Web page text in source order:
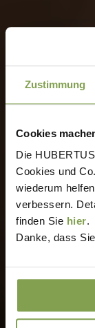
Zustimmung
Cookies
Die
Cookies und
wiederum
verbessern.
finden Sie hier.
Danke, dass